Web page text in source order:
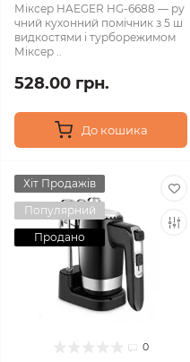
Міксер HAEGER HG-6688 — ру
чний кухонний помічник з 5 ш
видкостями і турборежимом
Міксер ..
528.00 грн.
До кошика
Хіт Продажів
Популярний
Продано
0